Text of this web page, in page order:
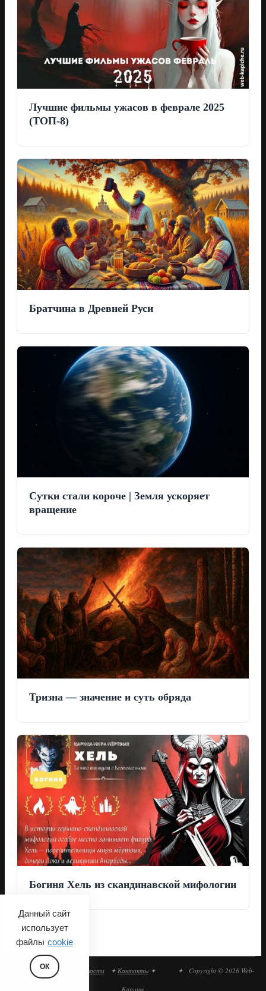
Данный сайт
использует
файлы cookie
ОК
Лучшие фильмы ужасов в феврале 2025
(ТОП-8)
Братчина в Древней Руси
Сутки стали короче | Земля ускоряет
вращение
Тризна — значение и суть обряда
Богиня Хель из скандинавской мифологии
Политика конфиденциальности ✦ Контакты ✦ ✦ Copyright © 2026 Web-
Капище